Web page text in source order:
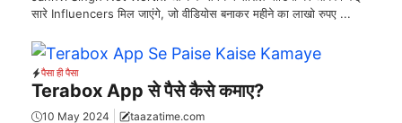
सारे Influencers मिल जाएंगे, जो वीडियोस बनाकर महीने का लाखो रुपए ...
पैसा ही पैसा
Terabox App से पैसे कैसे कमाए?
10 May 2024 taazatime.com